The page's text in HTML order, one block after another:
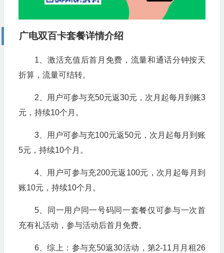
广电双百卡套餐详情介绍
1、激活充值后首月免费，流量和通话分钟按天
折算，流量可结转。
2、用户可参与充50元返30元，次月起每月到账3
元，持续10个月。
3、用户可参与充100元返50元，次月起每月到账
5元，持续10个月。
4、用户可参与充200元返100元，次月起每月到
账10元，持续10个月。
5、同一用户同一号码同一套餐仅可参与一次首
充有礼活动，参与活动后首月免费。
6、综上：参与充50返30活动，第2-11月月租26